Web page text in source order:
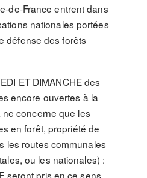
de-France entrent dans
nationales portées
défense des forêts
ET DIMANCHE des
encore ouvertes à la
concerne que les
en forêt, propriété de
les routes communales
ou les nationales) :
seront pris en ce sens.